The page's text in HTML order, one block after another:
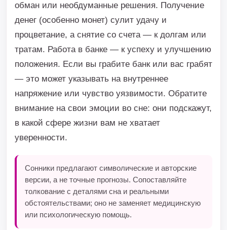
обман или необдуманные решения. Получение
денег (особенно монет) сулит удачу и
процветание, а снятие со счета — к долгам или
тратам. Работа в банке — к успеху и улучшению
положения. Если вы грабите банк или вас грабят
— это может указывать на внутреннее
напряжение или чувство уязвимости. Обратите
внимание на свои эмоции во сне: они подскажут,
в какой сфере жизни вам не хватает
уверенности.
Сонники предлагают символические и авторские
версии, а не точные прогнозы. Сопоставляйте
толкование с деталями сна и реальными
обстоятельствами; оно не заменяет медицинскую
или психологическую помощь.